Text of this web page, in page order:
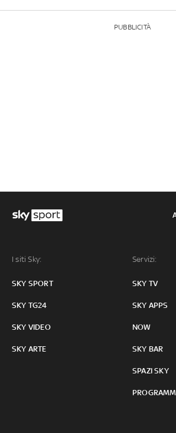
PUBBLICITÀ
I siti Sky:
SKY SPORT
SKY TG24
SKY VIDEO
SKY ARTE
Servizi:
SKY TV
SKY APPS
NOW
SKY BAR
SPAZI SKY